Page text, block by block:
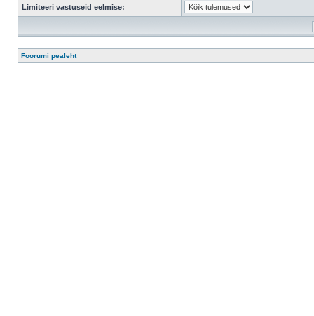
Limiteeri vastuseid eelmise:
Foorumi pealeht